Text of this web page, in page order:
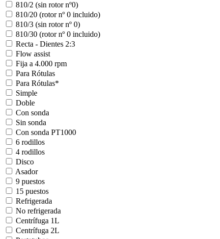
810/2 (sin rotor nº0)
810/20 (rotor nº 0 incluido)
810/3 (sin rotor nº 0)
810/30 (rotor nº 0 incluido)
Recta - Dientes 2:3
Flow assist
Fija a 4.000 rpm
Para Rótulas
Para Rótulas*
Simple
Doble
Con sonda
Sin sonda
Con sonda PT1000
6 rodillos
4 rodillos
Disco
Asador
9 puestos
15 puestos
Refrigerada
No refrigerada
Centrífuga 1L
Centrífuga 2L